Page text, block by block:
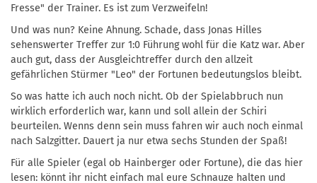
Fresse" der Trainer. Es ist zum Verzweifeln!
Und was nun? Keine Ahnung. Schade, dass Jonas Hilles
sehenswerter Treffer zur 1:0 Führung wohl für die Katz war. Aber
auch gut, dass der Ausgleichtreffer durch den allzeit
gefährlichen Stürmer "Leo" der Fortunen bedeutungslos bleibt.
So was hatte ich auch noch nicht. Ob der Spielabbruch nun
wirklich erforderlich war, kann und soll allein der Schiri
beurteilen. Wenns denn sein muss fahren wir auch noch einmal
nach Salzgitter. Dauert ja nur etwa sechs Stunden der Spaß!
Für alle Spieler (egal ob Hainberger oder Fortune), die das hier
lesen: könnt ihr nicht einfach mal eure Schnauze halten und